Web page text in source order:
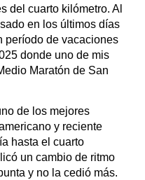
del cuarto kilómetro. Al
en los últimos días
período de vacaciones
donde uno de mis
Maratón de San
de los mejores
y reciente
hasta el cuarto
un cambio de ritmo
y no la cedió más.